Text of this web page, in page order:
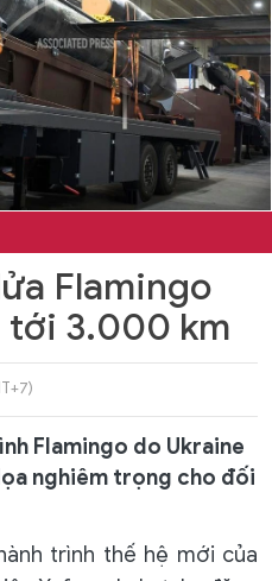
Flamingo
tới 3.000 km
Flamingo do Ukraine
nghiêm trọng cho đối
trình thế hệ mới của